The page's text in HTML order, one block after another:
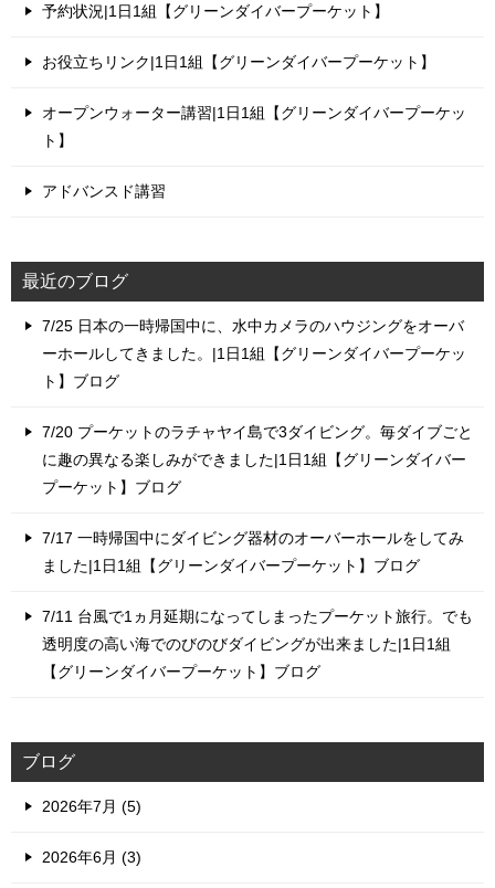
予約状況|1日1組【グリーンダイバープーケット】
お役立ちリンク|1日1組【グリーンダイバープーケット】
オープンウォーター講習|1日1組【グリーンダイバープーケッ
ト】
アドバンスド講習
最近のブログ
7/25 日本の一時帰国中に、水中カメラのハウジングをオーバ
ーホールしてきました。|1日1組【グリーンダイバープーケッ
ト】ブログ
7/20 プーケットのラチャヤイ島で3ダイビング。毎ダイブごと
に趣の異なる楽しみができました|1日1組【グリーンダイバー
プーケット】ブログ
7/17 一時帰国中にダイビング器材のオーバーホールをしてみ
ました|1日1組【グリーンダイバープーケット】ブログ
7/11 台風で1ヵ月延期になってしまったプーケット旅行。でも
透明度の高い海でのびのびダイビングが出来ました|1日1組
【グリーンダイバープーケット】ブログ
ブログ
2026年7月 (5)
2026年6月 (3)